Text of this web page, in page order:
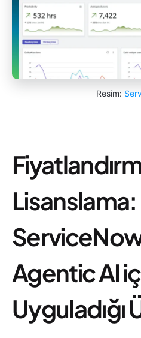
Resim:
Lisanslama:
Agentic AI
Uyguladığı